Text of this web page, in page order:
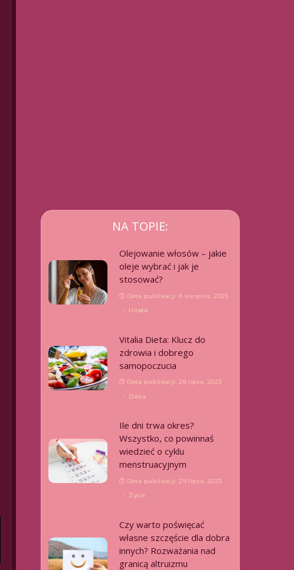
NA TOPIE:
Olejowanie włosów – jakie
oleje wybrać i jak je
stosować?
Data publikacji: 8 sierpnia, 2023
Uroda
Vitalia Dieta: Klucz do
zdrowia i dobrego
samopoczucia
Data publikacji: 28 lipca, 2023
Dieta
Ile dni trwa okres?
Wszystko, co powinnaś
wiedzieć o cyklu
menstruacyjnym
Data publikacji: 29 lipca, 2023
Życie
Czy warto poświęcać
własne szczęście dla dobra
innych? Rozważania nad
granicą altruizmu